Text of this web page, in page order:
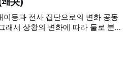
제나
과 전사 집단으로의 변화 공동
아 초원의 유목민이었던 아리아인